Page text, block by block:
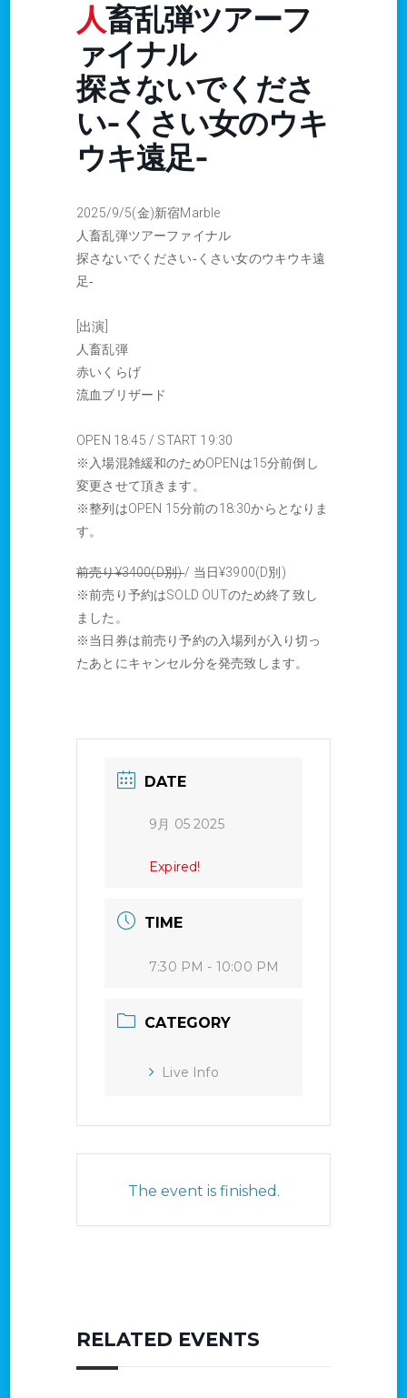
人畜乱弾ツアーフ
ァイナル
探さないでくださ
い‐くさい女のウキ
ウキ遠足‐
2025/9/5(金)新宿Marble
人畜乱弾ツアーファイナル
探さないでください‐くさい女のウキウキ遠
足‐
[出演]
人畜乱弾
赤いくらげ
流血ブリザード
OPEN 18:45 / START 19:30
※入場混雑緩和のためOPENは15分前倒し
変更させて頂きます。
※整列はOPEN 15分前の18:30からとなりま
す。
前売り¥3400(D別)/ 当日¥3900(D別)
※前売り予約はSOLD OUTのため終了致し
ました。
※当日券は前売り予約の入場列が入り切っ
たあとにキャンセル分を発売致します。
DATE
9月 05 2025
Expired!
TIME
7:30 PM - 10:00 PM
CATEGORY
Live Info
The event is finished.
RELATED EVENTS